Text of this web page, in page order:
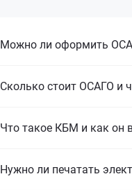
Можно ли оформить
Сколько стоит ОСАГО и
Что такое КБМ и как он
Нужно ли печатать